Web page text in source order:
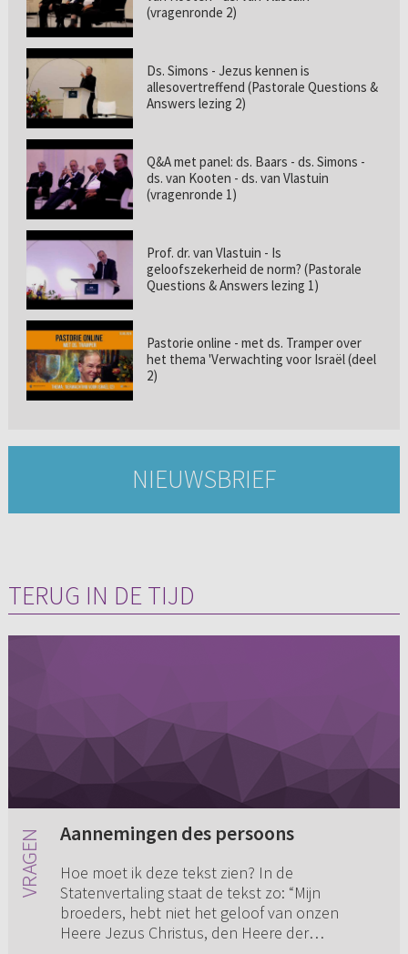
(vragenronde 2)
Ds. Simons - Jezus kennen is
allesovertreffend (Pastorale Questions &
Answers lezing 2)
Q&A met panel: ds. Baars - ds. Simons -
ds. van Kooten - ds. van Vlastuin
(vragenronde 1)
Prof. dr. van Vlastuin - Is
geloofszekerheid de norm? (Pastorale
Questions & Answers lezing 1)
Pastorie online - met ds. Tramper over
het thema 'Verwachting voor Israël (deel
2)
NIEUWSBRIEF
TERUG IN DE TIJD
Aannemingen des persoons
Hoe moet ik deze tekst zien? In de
Statenvertaling staat de tekst zo: “Mijn
broeders, hebt niet het geloof van onzen
Heere Jezus Christus, den Heere der